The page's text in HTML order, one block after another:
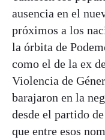
ausencia en el
próximos a los
la órbita de
como el de la ex
Violencia de
barajaron en la
desde el partido
que entre esos